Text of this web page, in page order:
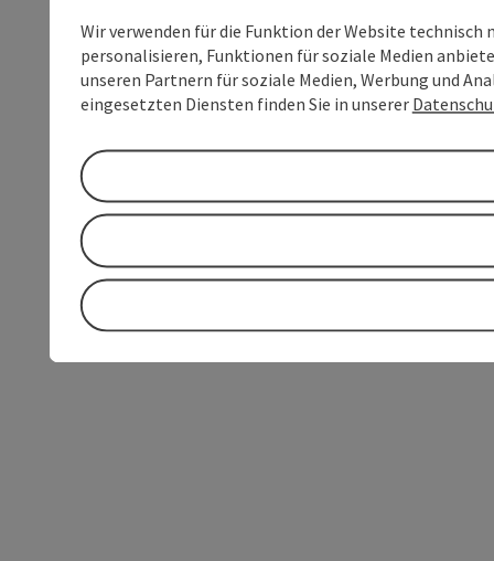
Wir verwenden für die Funktion der Website
personalisieren, Funktionen für soziale Medien
unseren Partnern für soziale Medien, Werbung und
eingesetzten Diensten finden Sie in unserer